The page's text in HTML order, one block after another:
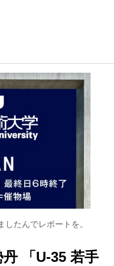
たんでレポートを。
「U-35 若手